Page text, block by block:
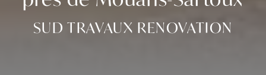
SUD TRAVAUX RENOVATION